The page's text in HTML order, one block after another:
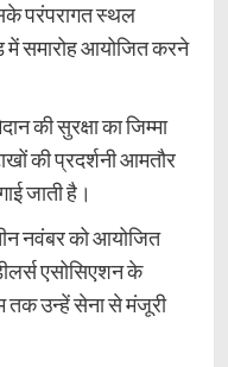
परंपरागत स्थल
में समारोह आयोजित करने
की सुरक्षा का जिम्मा
की प्रदर्शनी आमतौर
जाती है।
नवंबर को आयोजित
एसोसिएशन के
तक उन्हें सेना से मंजूरी